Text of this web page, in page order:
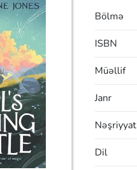
Bölmə
ISBN
Müəllif
Janr
Nəşriyyat
Dil